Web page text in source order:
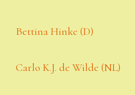
Bettina Hinke (D)
Carlo K.J. de Wilde (NL)